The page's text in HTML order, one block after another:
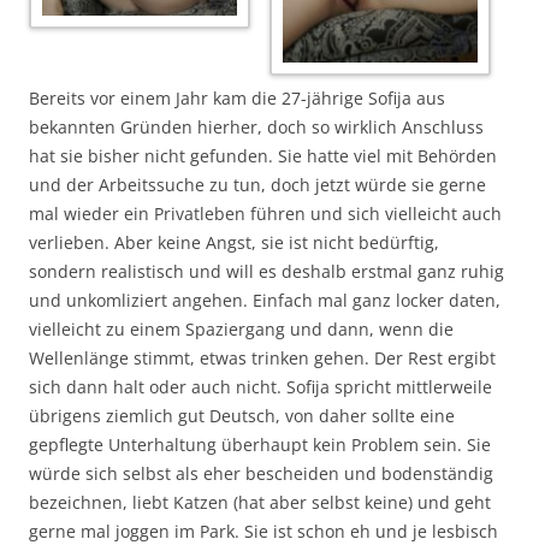
Bereits vor einem Jahr kam die 27-jährige Sofija aus
bekannten Gründen hierher, doch so wirklich Anschluss
hat sie bisher nicht gefunden. Sie hatte viel mit Behörden
und der Arbeitssuche zu tun, doch jetzt würde sie gerne
mal wieder ein Privatleben führen und sich vielleicht auch
verlieben. Aber keine Angst, sie ist nicht bedürftig,
sondern realistisch und will es deshalb erstmal ganz ruhig
und unkomliziert angehen. Einfach mal ganz locker daten,
vielleicht zu einem Spaziergang und dann, wenn die
Wellenlänge stimmt, etwas trinken gehen. Der Rest ergibt
sich dann halt oder auch nicht. Sofija spricht mittlerweile
übrigens ziemlich gut Deutsch, von daher sollte eine
gepflegte Unterhaltung überhaupt kein Problem sein. Sie
würde sich selbst als eher bescheiden und bodenständig
bezeichnen, liebt Katzen (hat aber selbst keine) und geht
gerne mal joggen im Park. Sie ist schon eh und je lesbisch